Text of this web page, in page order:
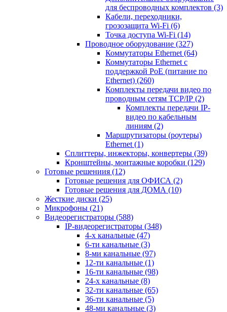
для беспроводных комплектов (3)
Кабели, переходники,
грозозащита Wi-Fi (6)
Точка доступа Wi-Fi (14)
Проводное оборудование (327)
Коммутаторы Ethernet (64)
Коммутаторы Ethernet с
поддержкой PoE (питание по
Ethernet) (260)
Комплекты передачи видео по
проводным сетям TCP/IP (2)
Комплекты передачи IP-
видео по кабельным
линиям (2)
Маршрутизаторы (роутеры)
Ethernet (1)
Сплиттеры, инжекторы, конвертеры (39)
Кронштейны, монтажные коробки (129)
Готовые решениия (12)
Готовые решения для ОФИСА (2)
Готовые решения для ДОМА (10)
Жесткие диски (25)
Микрофоны (21)
Видеорегистраторы (588)
IP-видеорегистраторы (348)
4-х канальные (47)
6-ти канальные (3)
8-ми канальные (97)
12-ти канальные (1)
16-ти канальные (98)
24-х канальные (8)
32-ти канальные (65)
36-ти канальные (5)
48-ми канальные (3)